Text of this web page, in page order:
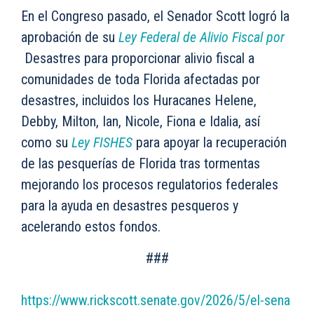
En el Congreso pasado, el Senador Scott logró la
aprobación de su Ley Federal de Alivio Fiscal por
Desastres para proporcionar alivio fiscal a
comunidades de toda Florida afectadas por
desastres, incluidos los Huracanes Helene,
Debby, Milton, Ian, Nicole, Fiona e Idalia, así
como su Ley FISHES para apoyar la recuperación
de las pesquerías de Florida tras tormentas
mejorando los procesos regulatorios federales
para la ayuda en desastres pesqueros y
acelerando estos fondos.
###
https://www.rickscott.senate.gov/2026/5/el-sena